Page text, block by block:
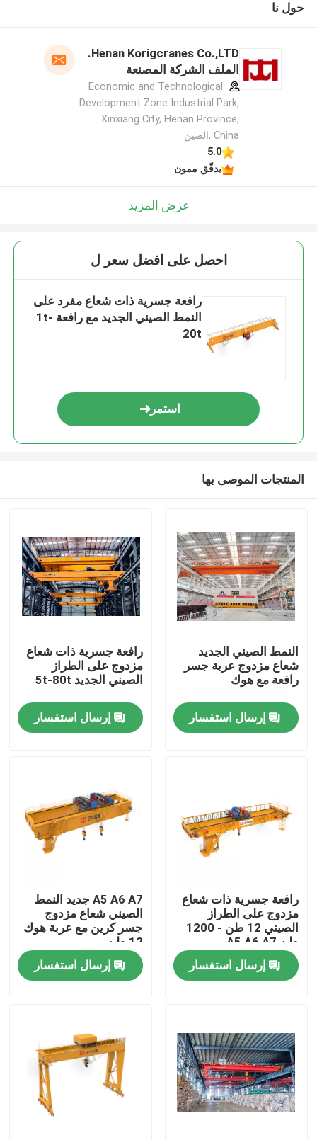
منزل
حول بنا
ضبط الجودة
اتصل بنا
رافعة علوية مزدوجة العارضة
رافعة علوية بعارضة واحدة
حول نا
Henan Korigcranes Co.,LTD.
الملف الشركة المصنعة
Economic and Technological
Development Zone Industrial Park,
Xinxiang City, Henan Province,
China ,الصين
5.0
يدقّق ممون
عرض المزيد
احصل على افضل سعر ل
رافعة جسرية ذات شعاع مفرد على
النمط الصيني الجديد مع رافعة 1t-
20t
استمر
المنتجات الموصى بها
النمط الصيني الجديد
شعاع مزدوج عربة جسر
رافعة مع هوك
إرسال استفسار
رافعة جسرية ذات شعاع
مزدوج على الطراز
الصيني الجديد 5t-80t
إرسال استفسار
رافعة جسرية ذات شعاع
مزدوج على الطراز
الصيني 12 طن - 1200
طن A5 A6 A7
إرسال استفسار
A5 A6 A7 جديد النمط
الصيني شعاع مزدوج
جسر كرين مع عربة هوك
12 طن
إرسال استفسار